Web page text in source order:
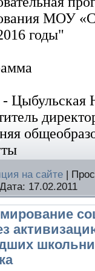
МОУ
годы"
Цыбульская
на сайте
Дата: 17.02.2011